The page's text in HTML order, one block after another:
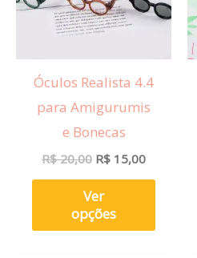
Óculos Realista 4.4
para Amigurumis
e Bonecas
R$20,00 R$ 15,00
Ver
opções